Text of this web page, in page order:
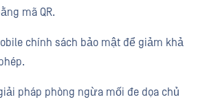
mã QR.
chính sách bảo mật để giảm khả
pháp phòng ngừa mối đe dọa chủ